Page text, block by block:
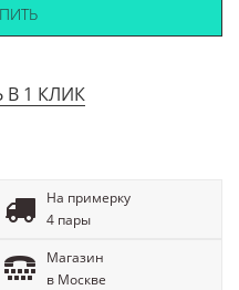
В 1 КЛИК
На примерку
4 пары
Магазин
в Москве